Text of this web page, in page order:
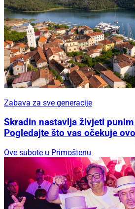
Zabava za sve generacije
Skradin nastavlja živjeti
Pogledajte što vas očekuje
Ove subote u Primoštenu